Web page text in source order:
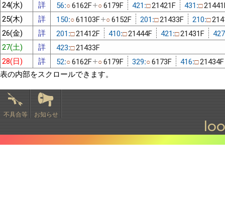
24(水)
詳 56:○6162F ○6179F 421:□21421F 431:□
25(木)
詳 150:○61103F ○6152F 201:□21433F 210:□
26(金)
詳 201:□21412F 410:□21444F 421:□21431F
27(土)
詳 423:□21433F
28(日)
詳 52:○6162F ○6179F 329:○6173F 416:□21434F
表の内部をスクロールできます。
不具合等 お知らせ